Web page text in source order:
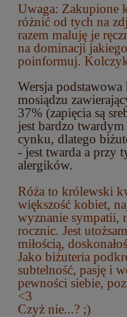
Uwaga: Zakupione
różnić od tych na
razem maluję je
na dominacji
poinformuj.
Wersja
mosiądzu
37% (zapięcia są
jest bardzo
cynku, dlatego
- jest twarda a przy
alergików.
Róża to królewski
większość kobiet,
wyznanie sympatii,
rocznic. Jest
miłością,
Jako biżuteria
subtelność, pasję i
pewności siebie,
<3
Czyż nie...? ;)